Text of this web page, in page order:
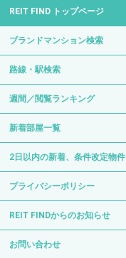
REIT FIND トップページ
ブランドマンション検索
路線・駅検索
週間／閲覧ランキング
新着部屋一覧
2日以内の新着、条件改定物件
プライバシーポリシー
REIT FINDからのお知らせ
お問い合わせ